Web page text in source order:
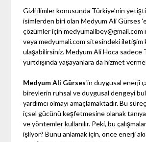
Gizli ilimler konusunda Türkiye’nin
isimlerden biri olan Medyum Ali Gürses
çözümler içinmedyumalibey@gmail.com
veya medyumali.com sitesindeki iletişim
ulaşabilirsiniz. Medyum Ali Hoca sadece
yurtdışında yaşayanlara da hizmet
Medyum Ali Gürses‘in duygusal enerji
bireylerin ruhsal ve duygusal dengeyi
yardımcı olmayı amaçlamaktadır. Bu
içsel gücünü keşfetmesine olanak
ve yöntemler kullanılır. Peki, bu
işliyor? Bunu anlamak için, önce enerji